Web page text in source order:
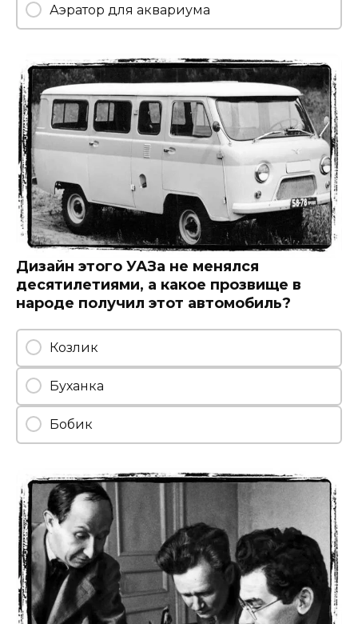
Аэратор для аквариума
Дизайн этого УАЗа не менялся
десятилетиями, а какое прозвище в
народе получил этот автомобиль?
Козлик
Буханка
Бобик